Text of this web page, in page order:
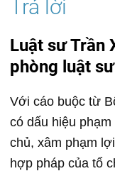
Luật sư Trần
phòng luật
Với cáo buộc từ
có dấu hiệu
chủ, xâm phạm
hợp pháp của tổ